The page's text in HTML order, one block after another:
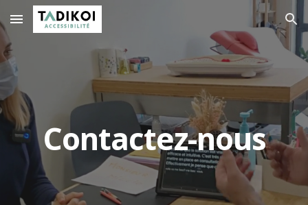
Skip to main content Skip to navigation
Contactez-nous